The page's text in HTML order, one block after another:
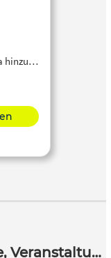
hinzu…
Bildungsangebote, Termine, Veranstaltungen